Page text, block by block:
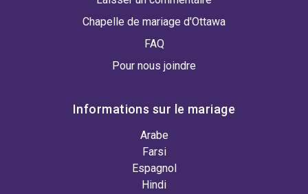
Chapelle de mariage d'Ottawa
FAQ
Pour nous joindre
Informations sur le mariage
Arabe
Farsi
Espagnol
Hindi